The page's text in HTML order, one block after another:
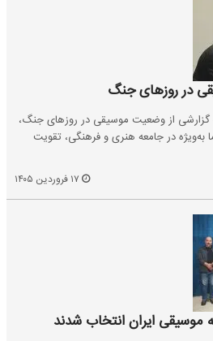
در روزهای جنگ
گزارشی از وضعیت موسیقی در روزهای جنگ،
به‌ویژه در جامعه هنری و فرهنگی، تقویت
ایران انتخاب شدند